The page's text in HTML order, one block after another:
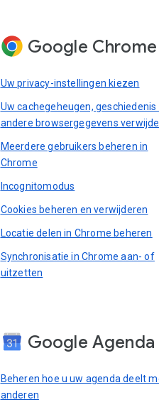
Google Chrome
Uw privacy-instellingen kiezen
Uw cachegeheugen, geschiedenis
andere browsergegevens
Meerdere gebruikers beheren in
Chrome
Incognitomodus
Cookies beheren en verwijderen
Locatie delen in Chrome beheren
Synchronisatie in Chrome aan- of
uitzetten
Google Agenda
Beheren hoe u uw agenda deelt
anderen